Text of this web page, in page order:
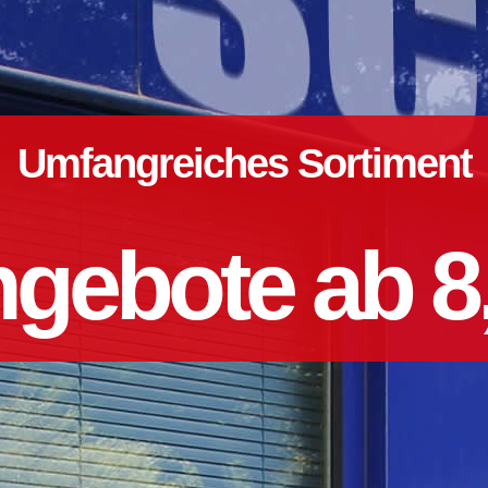
Umfangreiches Sortiment
ab